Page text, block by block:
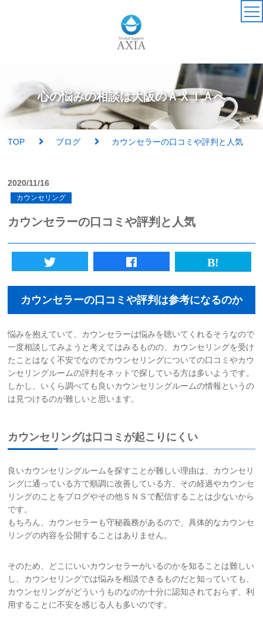
カウンセラー
アクセス・受付時間
心理検査
実績紹介
法人様向けサービス
ハラスメント対策資格
質問一覧
会社概要
採用情報
カウンセリング予約
サイトマップ
リンク集
心の悩みの相談は大阪のＡＸＩＡへ
TOP ブログ カウンセラーの口コミや評判と人気
2020/11/16
カウンセリング
カウンセラーの口コミや評判と人気
カウンセラーの口コミや評判は参考になるのか
悩みを抱えていて、カウンセラーは悩みを聴いてくれるそうなので
一度相談してみようと考えてはみるものの、カウンセリングを受け
たことはなく不安でなのでカウンセリングについての口コミやカウ
ンセリングルームの評判をネットで探している方は多いようです。
しかし、いくら調べても良いカウンセリングルームの情報というの
は見つけるのが難しいと思います。
カウンセリングは口コミが起こりにくい
良いカウンセリングルームを探すことが難しい理由は、カウンセリ
ングに通っている方で順調に改善している方、その経過やカウンセ
リングのことをブログやその他ＳＮＳで配信することは少ないから
です。
もちろん、カウンセラーも守秘義務があるので、具体的なカウンセ
リングの内容を公開することはありません。
そのため、どこにいいカウンセラーがいるのかを知ることは難しい
し、カウンセリングでは悩みを相談できるものだと知っていても、
カウンセリングがどういうものなのか十分に認知されておらず、利
用することに不安を感じる人も多いのです。